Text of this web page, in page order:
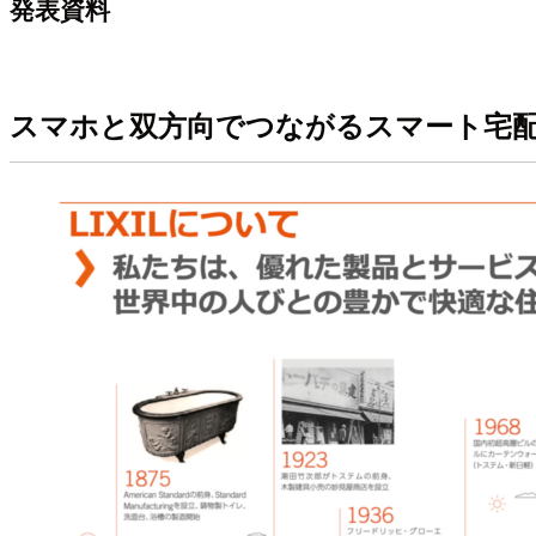
発表資料
スマホと双方向でつながるスマート宅